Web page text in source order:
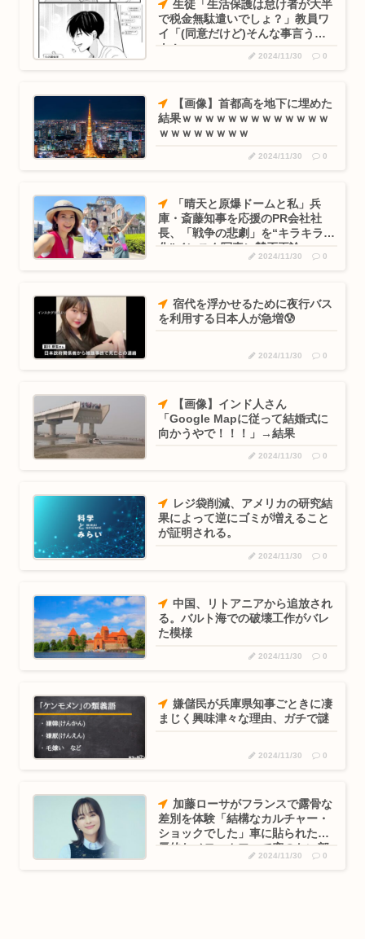
生徒「生活保護は怠け者が大半
で税金無駄遣いでしょ？」教員ワ
イ「(同意だけど)そんな事言うな
よ！」
2024/11/30 0
【画像】首都高を地下に埋めた
結果ｗｗｗｗｗｗｗｗｗｗｗｗｗ
ｗｗｗｗｗｗｗｗ
2024/11/30 0
「晴天と原爆ドームと私」兵
庫・斎藤知事を応援のPR会社社
長、「戦争の悲劇」を“キラキラ
化”インスタ写真に賛否両論
2024/11/30 0
宿代を浮かせるために夜行バス
を利用する日本人が急増😰
2024/11/30 0
【画像】インド人さん
「Google Mapに従って結婚式に
向かうやで！！！」→結果
2024/11/30 0
レジ袋削減、アメリカの研究結
果によって逆にゴミが増えること
が証明される。
2024/11/30 0
中国、リトアニアから追放され
る。バルト海での破壊工作がバレ
た模様
2024/11/30 0
嫌儲民が兵庫県知事ごときに凄
まじく興味津々な理由、ガチで謎
2024/11/30 0
加藤ローサがフランスで露骨な
差別を体験「結構なカルチャー・
ショックでした」車に貼られた侮
辱的なメモ、カフェで窓のない部
2024/11/30 0